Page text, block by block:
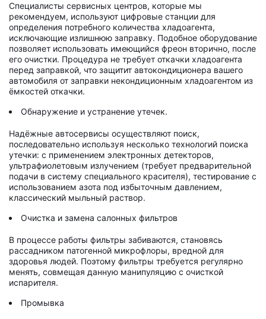
Специалисты сервисных центров, которые мы
рекомендуем, используют цифровые станции для
определения потребного количества хладоагента,
исключающие излишнюю заправку. Подобное оборудование
позволяет использовать имеющийся фреон вторично, после
его очистки. Процедура не требует откачки хладоагента
перед заправкой, что защитит автокондиционера вашего
автомобиля от заправки некондиционным хладоагентом из
ёмкостей откачки.
Обнаружение и устранение утечек.
Надёжные автосервисы осуществляют поиск,
последовательно используя несколько технологий поиска
утечки: с применением электронных детекторов,
ультрафиолетовым излучением (требует предварительной
подачи в систему специального красителя), тестирование с
использованием азота под избыточным давлением,
классический мыльный раствор.
Очистка и замена салонных фильтров
В процессе работы фильтры забиваются, становясь
рассадником патогенной микрофлоры, вредной для
здоровья людей. Поэтому фильтры требуется регулярно
менять, совмещая данную манипуляцию с очисткой
испарителя.
Промывка